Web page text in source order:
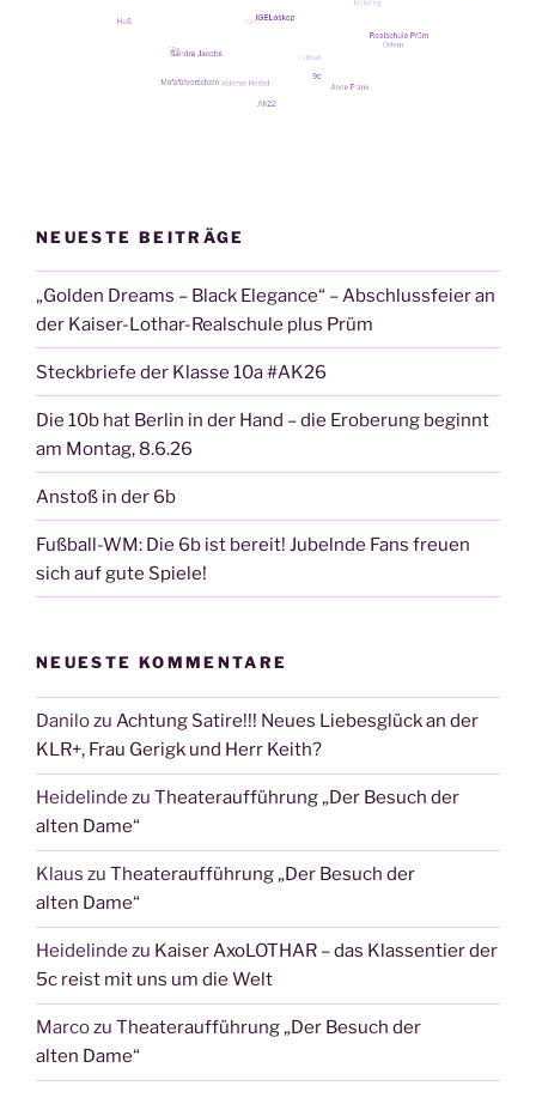
NEUESTE BEITRÄGE
„Golden Dreams – Black Elegance“ – Abschlussfeier an
der Kaiser-Lothar-Realschule plus Prüm
Steckbriefe der Klasse 10a #AK26
Die 10b hat Berlin in der Hand – die Eroberung beginnt
am Montag, 8.6.26
Anstoß in der 6b
Fußball-WM: Die 6b ist bereit! Jubelnde Fans freuen
sich auf gute Spiele!
NEUESTE KOMMENTARE
Danilozu Achtung Satire!!! Neues Liebesglück an der
KLR+, Frau Gerigk und Herr Keith?
Heidelinde zu Theateraufführung „Der Besuch der
alten Dame“
Klaus zu Theateraufführung „Der Besuch der
alten Dame“
Heidelinde zu Kaiser AxoLOTHAR – das Klassentier der
5c reist mit uns um die Welt
Marcozu Theateraufführung „Der Besuch der
alten Dame“